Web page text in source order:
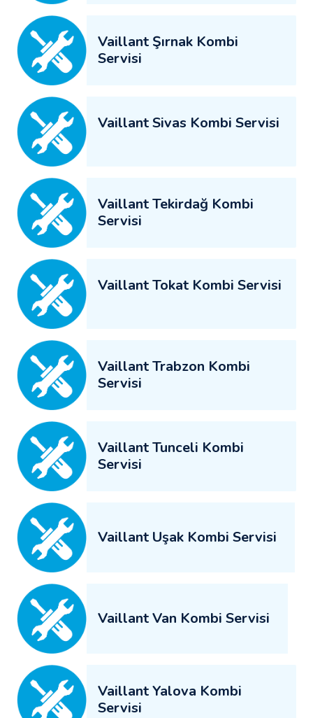
Vaillant Şırnak Kombi
Servisi
Vaillant Sivas Kombi Servisi
Vaillant Tekirdağ Kombi
Servisi
Vaillant Tokat Kombi Servisi
Vaillant Trabzon Kombi
Servisi
Vaillant Tunceli Kombi
Servisi
Vaillant Uşak Kombi Servisi
Vaillant Van Kombi Servisi
Vaillant Yalova Kombi
Servisi